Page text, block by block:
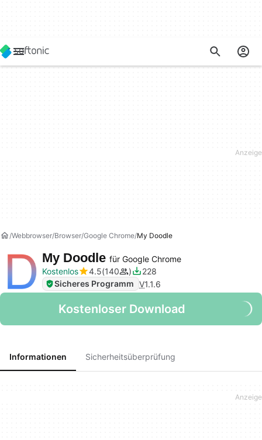
Webbrowser Browser Google Chrome My Doodle
My Doodle für Google Chrome
Kostenlos
4.5 140
228
Sicheres Programm V1.1.6
Kostenloser Download
Informationen Sicherheitsüberprüfung